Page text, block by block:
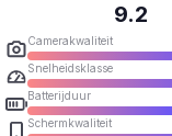
9.2
Camerakwaliteit
Snelheidsklasse
Batterijduur
Schermkwaliteit